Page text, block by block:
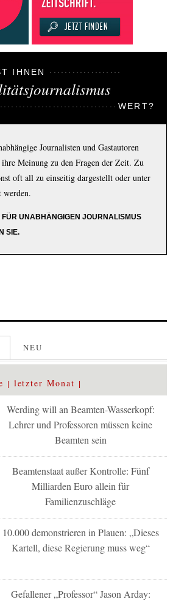
IHNEN
WERT?
Journalisten und Gastautoren
Meinung zu den Fragen der Zeit. Zu
oft all zu einseitig dargestellt oder unter
werden.
FÜR UNABHÄNGIGEN JOURNALISMUS
SIE.
NEU
letzter Monat
Werding will an Beamten-Wasserkopf:
Lehrer und Professoren müssen keine
Beamten sein
Beamtenstaat außer Kontrolle: Fünf
Milliarden Euro allein für
Familienzuschläge
10.000 demonstrieren in Plauen: „Dieses
Kartell, diese Regierung muss weg“
Gefallener „Professor“ Jason Arday: